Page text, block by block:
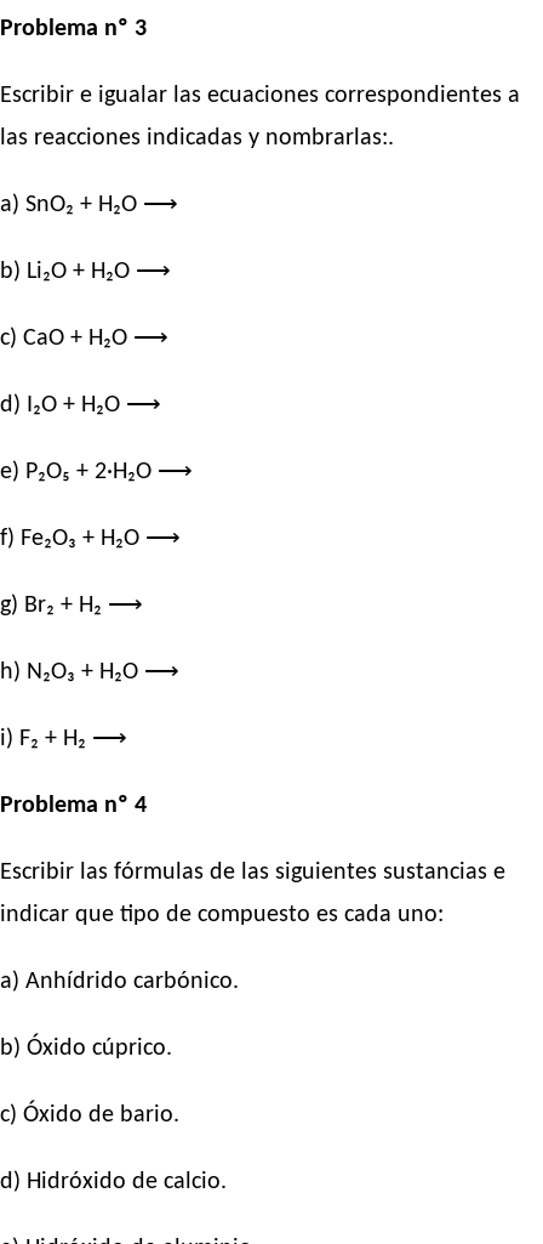
Problema nº 3
Escribir e igualar las ecuaciones correspondientes a
las reacciones indicadas y nombrarlas:.
a) SnO₂ + H₂O ⟶
b) Li₂O + H₂O ⟶
c) CaO + H₂O ⟶
d) I₂O + H₂O ⟶
e) P₂O₅ + 2·H₂O ⟶
f) Fe₂O₃ + H₂O ⟶
g) Br₂ + H₂ ⟶
h) N₂O₃ + H₂O ⟶
i) F₂ + H₂ ⟶
Problema nº 4
Escribir las fórmulas de las siguientes sustancias e
indicar que tipo de compuesto es cada uno:
a) Anhídrido carbónico.
b) Óxido cúprico.
c) Óxido de bario.
d) Hidróxido de calcio.